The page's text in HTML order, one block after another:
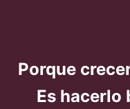
Porque
Es hacerlo